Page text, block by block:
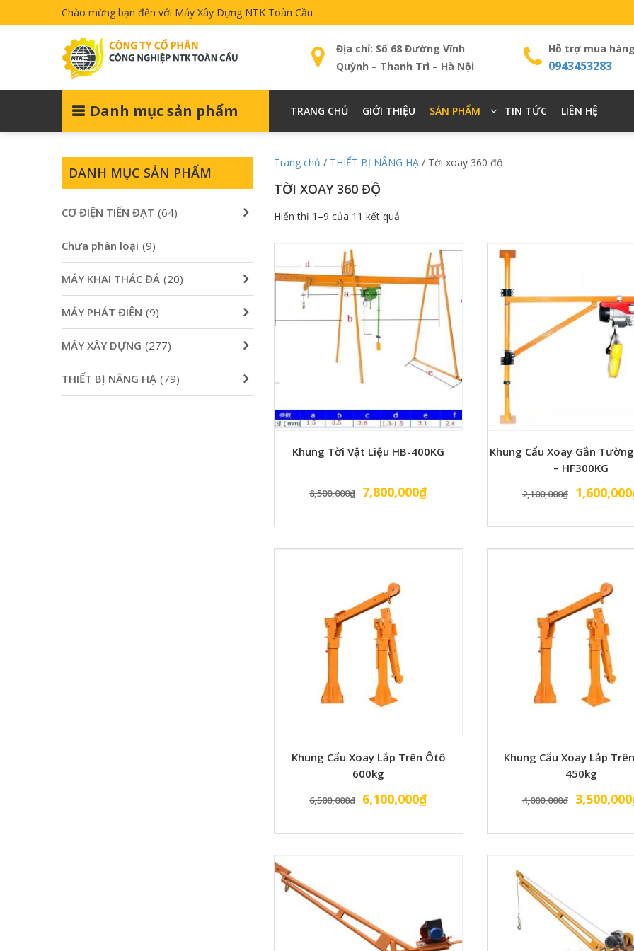
Chào mừng bạn đến với Máy Xây Dựng NTK Toàn Cầu
Địa chỉ: Số 68 Đường Vĩnh
Quỳnh – Thanh Trì – Hà Nội
Hỗ trợ mua hàng
0943453283
Danh mục sản phẩm TRANG CHỦ GIỚI THIỆU SẢN PHẨM TIN TỨC LIÊN HỆ
Trang chủ / THIẾT BỊ NÂNG HẠ / Tời xoay 360 độ
TỜI XOAY 360 ĐỘ
Hiển thị 1–9 của 11 kết quả
Khung Tời Vật Liệu HB-400KG
8,500,000₫ Giá
là:
7,800,000₫Giá
tại
Khung Cẩu Xoay Gắn
– HF300KG
2,100,000₫
Giá
là:
1,600,000
Khung Cẩu Xoay Lắp Trên Ôtô
600kg
6,500,000₫ Giá
là:
6,100,000₫Giá
tại
Khung Cẩu Xoay Lắp
450kg
4,000,000₫
Giá
là:
3,500,000
DANH MỤC SẢN PHẨM
CƠ ĐIỆN TIẾN ĐẠT (64)
Chưa phân loại (9)
MÁY KHAI THÁC ĐÁ (20)
MÁY PHÁT ĐIỆN (9)
MÁY XÂY DỰNG (277)
THIẾT BỊ NÂNG HẠ (79)